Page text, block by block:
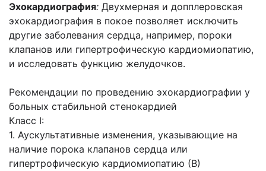
Эхокардиография: Двухмерная и допплеровская
эхокардиография в покое позволяет исключить
другие заболевания сердца, например, пороки
клапанов или гипертрофическую кардиомиопатию,
и исследовать функцию желудочков.
Рекомендации по проведению эхокардиографии у
больных стабильной стенокардией
Класс I:
1. Аускультативные изменения, указывающие на
наличие порока клапанов сердца или
гипертрофическую кардиомиопатию (В)